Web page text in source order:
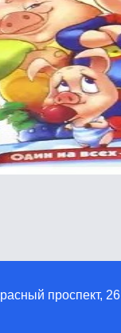
проспект, 26